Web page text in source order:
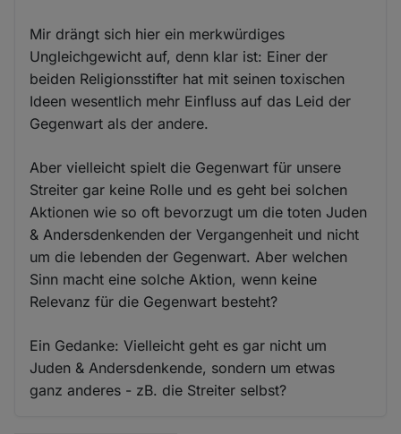
Mir drängt sich hier ein merkwürdiges
Ungleichgewicht auf, denn klar ist: Einer der
beiden Religionsstifter hat mit seinen toxischen
Ideen wesentlich mehr Einfluss auf das Leid der
Gegenwart als der andere.
Aber vielleicht spielt die Gegenwart für unsere
Streiter gar keine Rolle und es geht bei solchen
Aktionen wie so oft bevorzugt um die toten Juden
& Andersdenkenden der Vergangenheit und nicht
um die lebenden der Gegenwart. Aber welchen
Sinn macht eine solche Aktion, wenn keine
Relevanz für die Gegenwart besteht?
Ein Gedanke: Vielleicht geht es gar nicht um
Juden & Andersdenkende, sondern um etwas
ganz anderes - zB. die Streiter selbst?